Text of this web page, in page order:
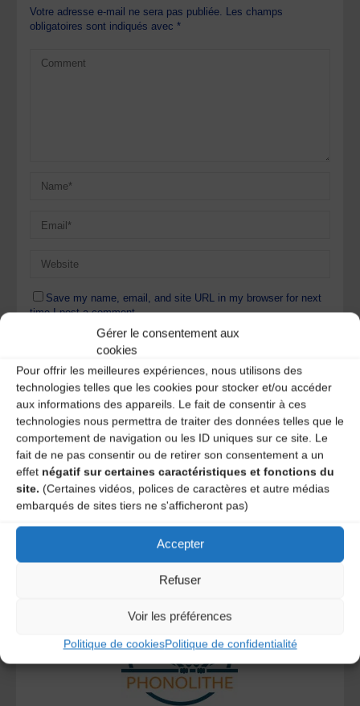
Gérer le consentement aux
cookies
Pour offrir les meilleures expériences, nous utilisons des
technologies telles que les cookies pour stocker et/ou accéder
aux informations des appareils. Le fait de consentir à ces
technologies nous permettra de traiter des données telles que le
comportement de navigation ou les ID uniques sur ce site. Le
fait de ne pas consentir ou de retirer son consentement a un
effet négatif sur certaines caractéristiques et fonctions du
site. (Certaines vidéos, polices de caractères et autre médias
embarqués de sites tiers ne s'afficheront pas)
Accepter
Refuser
Voir les préférences
Politique de cookiesPolitique de confidentialité
Votre adresse e-mail ne sera pas publiée.
Les champs
obligatoires sont indiqués avec*
Save my name, email, and site URL in my browser for next
time I post a comment.
Ce site utilise Akismet pour réduire les indésirables.En
savoir plus sur la façon dont les données de vos
commentaires sont traitées.